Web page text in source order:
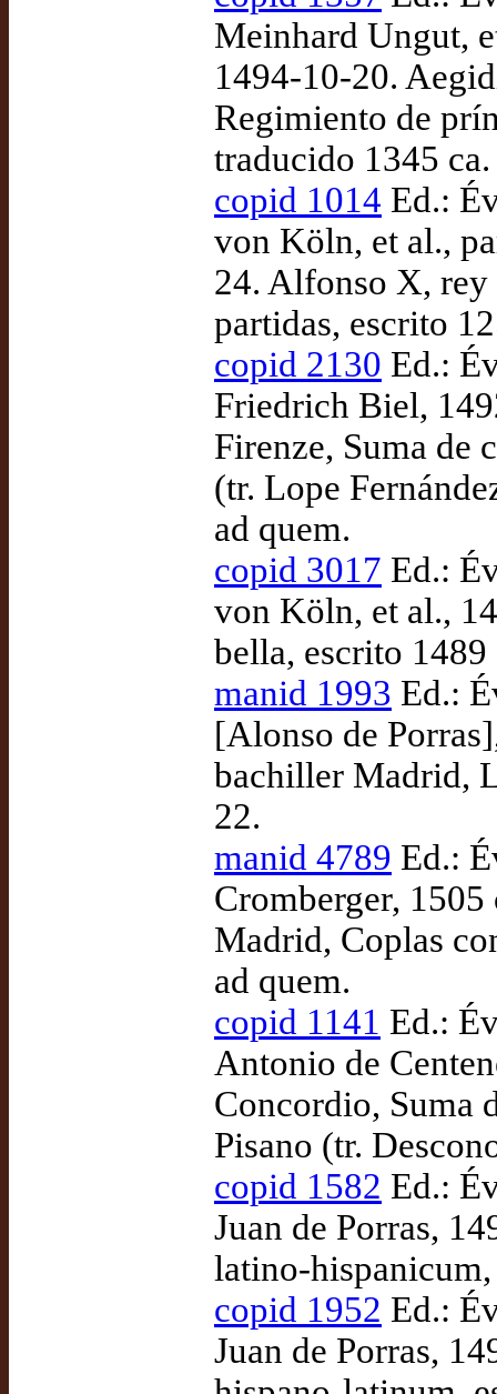
Meinhard Ungut,
1494-10-20.
Regimiento de
traducido 1345 ca.
copid 1014 Ed.:
von Köln, et al.,
24. Alfonso X, rey
partidas, escrito
copid 2130 Ed.:
Friedrich Biel,
Firenze, Suma de
(tr. Lope
ad quem.
copid 3017 Ed.:
von Köln, et al.,
bella, escrito
manid 1993 Ed.:
[Alonso de
bachiller Madrid,
22.
manid 4789 Ed.:
Cromberger,
Madrid, Coplas
ad quem.
copid 1141 Ed.:
Antonio de
Concordio, Suma
Pisano (tr.
copid 1582 Ed.:
Juan de Porras,
latino-
copid 1952 Ed.:
Juan de Porras,